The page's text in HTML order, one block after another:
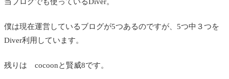
僕は現在運営しているブログが5つあるのですが、5つ中３つを
Diver利用しています。
残りは cocoonと賢威8です。